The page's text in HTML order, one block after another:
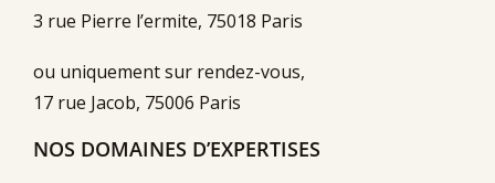
3 rue Pierre l’ermite, 75018 Paris
ou uniquement sur rendez-vous,
17 rue Jacob, 75006 Paris
NOS DOMAINES D’EXPERTISES